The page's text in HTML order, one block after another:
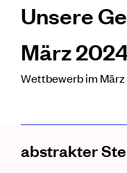
Unsere
März
Wettbewerb im
abstrakter